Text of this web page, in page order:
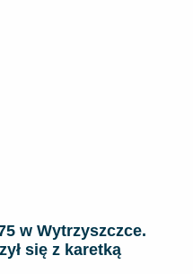
w Wytrzyszczce.
się z karetką